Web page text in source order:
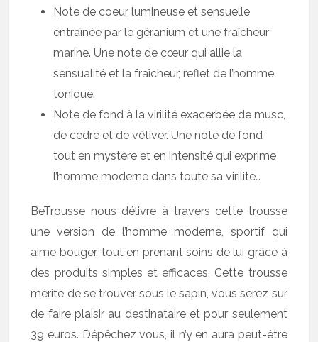
Note de coeur lumineuse et sensuelle
entraînée par le géranium et une fraîcheur
marine. Une note de cœur qui allie la
sensualité et la fraîcheur, reflet de l’homme
tonique.
Note de fond à la virilité exacerbée de musc,
de cèdre et de vétiver. Une note de fond
tout en mystère et en intensité qui exprime
l’homme moderne dans toute sa virilité…
BeTrousse nous délivre à travers cette trousse
une version de l’homme moderne, sportif qui
aime bouger, tout en prenant soins de lui grâce à
des produits simples et efficaces. Cette trousse
mérite de se trouver sous le sapin, vous serez sur
de faire plaisir au destinataire et pour seulement
39 euros. Dépêchez vous, il n’y en aura peut-être